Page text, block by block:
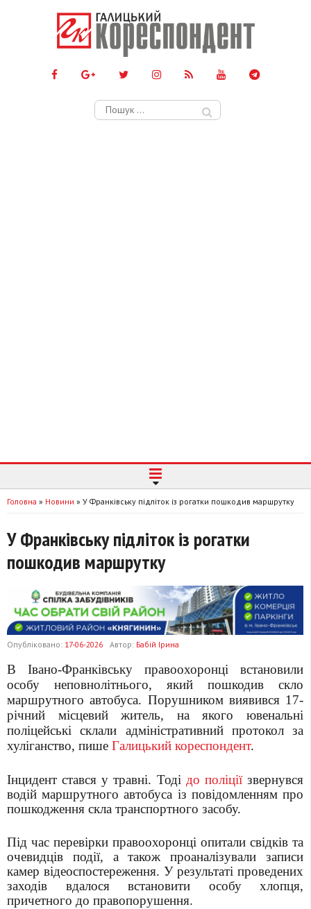
Пошук:
Головна » Новини » У Франківську підліток із рогатки пошкодив маршрутку
У Франківську підліток із рогатки
пошкодив маршрутку
Опубліковано: 17-06-2026 Автор: Бабій Ірина
В Івано-Франківську правоохоронці встановили
особу неповнолітнього, який пошкодив скло
маршрутного автобуса. Порушником виявився 17-
річний місцевий житель, на якого ювенальні
поліцейські склали адміністративний протокол за
хуліганство, пише Галицький кореспондент.
Інцидент стався у травні. Тоді до поліції звернувся
водій маршрутного автобуса із повідомленням про
пошкодження скла транспортного засобу.
Під час перевірки правоохоронці опитали свідків та
очевидців події, а також проаналізували записи
камер відеоспостереження. У результаті проведених
заходів вдалося встановити особу хлопця,
причетного до правопорушення.